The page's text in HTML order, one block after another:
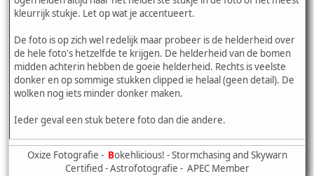
kleurrijk stukje. Let op wat je accentueert.
De foto is op zich wel redelijk maar probeer is de helderheid over
de hele foto's hetzelfde te krijgen. De helderheid van de bomen
midden achterin hebben de goeie helderheid. Rechts is veelste
donker en op sommige stukken clipped ie helaal (geen detail). De
wolken nog iets minder donker maken.
Ieder geval een stuk betere foto dan die andere.
Oxize Fotografie - Bokehlicious! - Stormchasing and Skywarn
Certified - Astrofotografie - APEC Member